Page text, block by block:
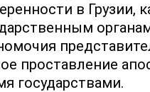
в Грузии,
проставление
государствами.